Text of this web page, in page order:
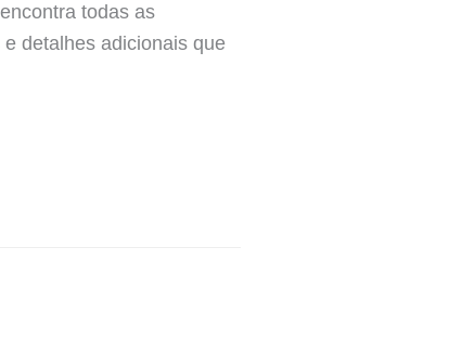
todas as
detalhes adicionais que